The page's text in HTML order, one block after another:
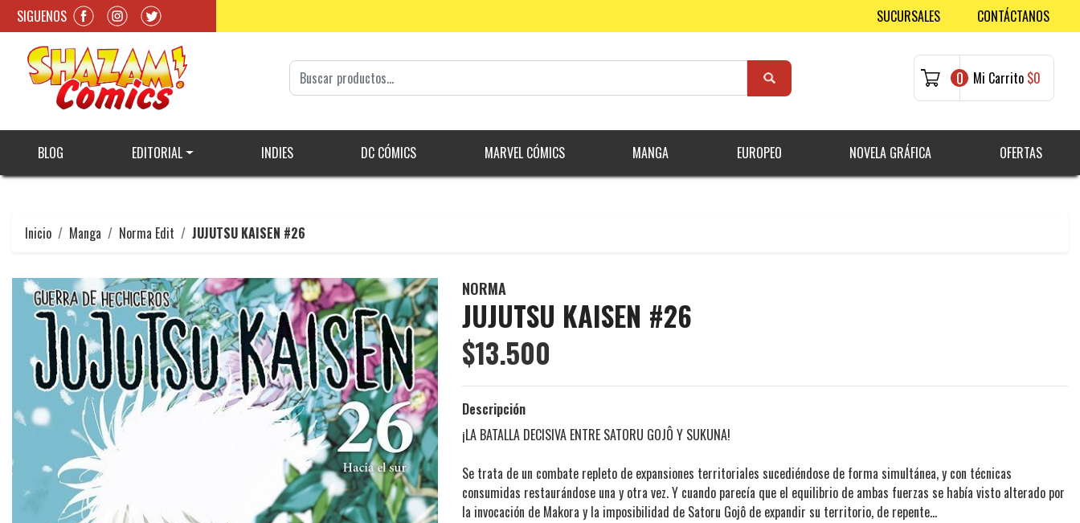
SIGUENOS SUCURSALES CONTÁCTANOS
0 Mi Carrito $0
BLOG EDITORIAL INDIES DC CÓMICS MARVEL CÓMICS MANGA EUROPEO NOVELA GRÁFICA OFERTAS
Inicio Manga Norma Edit JUJUTSU KAISEN #26
NORMA
JUJUTSU KAISEN #26
$13.500
Descripción
¡LA BATALLA DECISIVA ENTRE SATORU GOJÔ Y SUKUNA!
Se trata de un combate repleto de expansiones territoriales sucediéndose de forma simultánea, y con técnicas
consumidas restaurándose una y otra vez. Y cuando parecía que el equilibrio de ambas fuerzas se había visto alterado por
la invocación de Makora y la imposibilidad de Satoru Gojô de expandir su territorio, de repente...